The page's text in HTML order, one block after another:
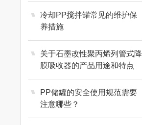
冷却PP搅拌罐常见的维护保
养措施
关于石墨改性聚丙烯列管式降
膜吸收器的产品用途和特点
PP储罐的安全使用规范需要
注意哪些？